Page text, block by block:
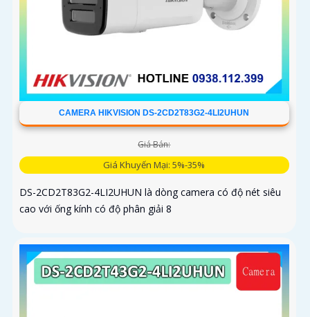
CAMERA HIKVISION DS-2CD2T83G2-4LI2UHUN
Giá Bán:
Giá Khuyến Mại: 5%-35%
DS-2CD2T83G2-4LI2UHUN là dòng camera có độ nét siêu
cao với ống kính có độ phân giải 8